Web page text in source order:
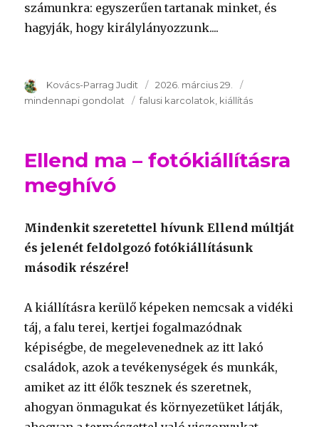
számunkra: egyszerűen tartanak minket, és
hagyják, hogy királylányozzunk....
Szerző
Kovács-Parrag Judit Publikálva
2026. március 29.
mindennapi gondolat
Kulcsszavak
falusi karcolatok kiállítás
Ellend ma – fotókiállításra
meghívó
Mindenkit szeretettel hívunk Ellend múltját
és jelenét feldolgozó fotókiállításunk
második részére!
A kiállításra kerülő képeken nemcsak a vidéki
táj, a falu terei, kertjei fogalmazódnak
képiségbe, de megelevenednek az itt lakó
családok, azok a tevékenységek és munkák,
amiket az itt élők tesznek és szeretnek,
ahogyan önmagukat és környezetüket látják,